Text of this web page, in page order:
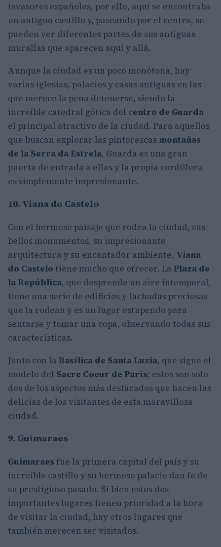
invasores españoles, por ello, aquí se encontraba
un antiguo castillo y, paseando por el centro, se
pueden ver diferentes partes de sus antiguas
murallas que aparecen aquí y allá.
Aunque la ciudad es un poco monótona, hay
varias iglesias, palacios y casas antiguas en las
que merece la pena detenerse, siendo la
increíble catedral gótica del centro de Guarda
el principal atractivo de la ciudad. Para aquellos
que buscan explorar las pintorescas montañas
de la Serra da Estrela, Guarda es una gran
puerta de entrada a ellas y la propia cordillera
es simplemente impresionante.
10. Viana do Castelo
Con el hermoso paisaje que rodea la ciudad, sus
bellos monumentos, su impresionante
arquitectura y su encantador ambiente, Viana
do Castelo tiene mucho que ofrecer. La Plaza de
la República, que desprende un aire intemporal,
tiene una serie de edificios y fachadas preciosas
que la rodean y es un lugar estupendo para
sentarse y tomar una copa, observando todas sus
características.
Junto con la Basílica de Santa Luzia, que sigue el
modelo del Sacre Coeur de París; estos son solo
dos de los aspectos más destacados que hacen las
delicias de los visitantes de esta maravillosa
ciudad.
9. Guimaraes
Guimaraes fue la primera capital del país y su
increíble castillo y su hermoso palacio dan fe de
su prestigioso pasado. Si bien estos dos
importantes lugares tienen prioridad a la hora
de visitar la ciudad, hay otros lugares que
también merecen ser visitados.